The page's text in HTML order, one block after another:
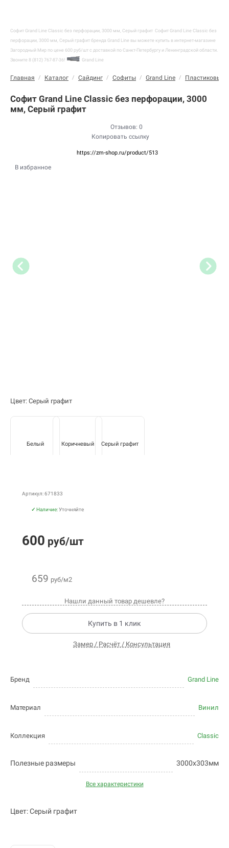
Софит Grand Line Classic без перфорации, 3000 мм, Серый графит Софит Grand Line Classic без
перфорации, 3000 мм, Серый графит бренда Grand Line вы можете купить в интернет-магазине
Загородный Мир по цене 600 руб/шт с доставкой по Санкт-Петербургу и Ленинградской области.
Звоните 8 (812) 767-87-36!
Grand Line
Главная / Каталог / Сайдинг / Софиты / Grand Line / Пластиковые
Софит Grand Line Classic без перфорации, 3000
мм, Серый графит
Отзывов: 0
Копировать ссылку
https://zm-shop.ru/product/513
В избранное
Цвет: Серый графит
Белый Коричневый Серый графит
Артикул: 671833
✓ Наличие:Уточняйте
600 руб/шт
659 руб/м2
Нашли данный товар дешевле?
Купить в 1 клик
Замер / Расчёт / Консультация
Бренд Grand Line
Материал Винил
Коллекция Classic
Полезные размеры 3000х303мм
Все характеристики
Цвет: Серый графит